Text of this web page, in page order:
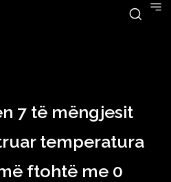
7 të mëngjesit
temperatura
ftohtë me 0